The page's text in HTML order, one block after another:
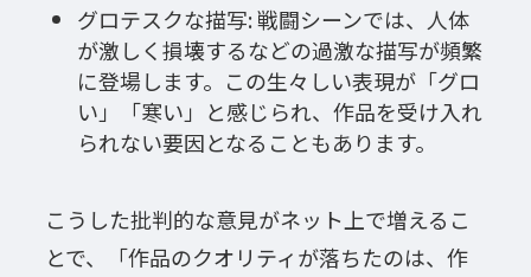
グロテスクな描写: 戦闘シーンでは、人体
が激しく損壊するなどの過激な描写が頻繁
に登場します。この生々しい表現が「グロ
い」「寒い」と感じられ、作品を受け入れ
られない要因となることもあります。
こうした批判的な意見がネット上で増えるこ
とで、「作品のクオリティが落ちたのは、作